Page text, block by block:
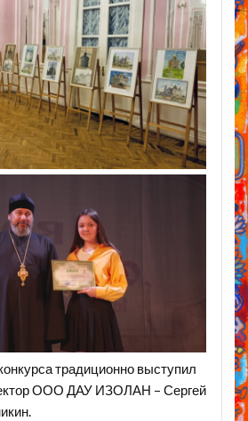
традиционно выступил
ООО ДАУ ИЗОЛАН – Сергей